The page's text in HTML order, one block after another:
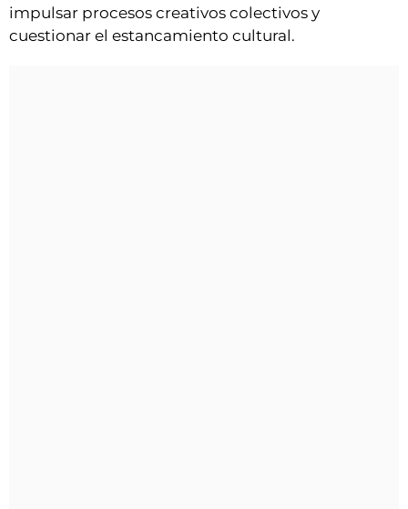
impulsar procesos creativos colectivos y
cuestionar el estancamiento cultural.